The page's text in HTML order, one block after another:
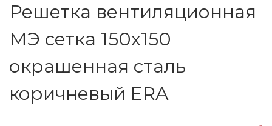
Решетка вентиляционная
МЭ сетка 150х150
окрашенная сталь
коричневый ERA